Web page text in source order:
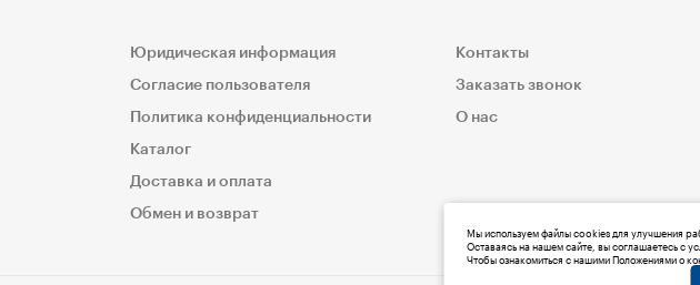
Юридическая информация
Согласие пользователя
Политика конфиденциальности
Каталог
Доставка и оплата
Обмен и возврат
Контакты
Заказать звонок
О нас
Мы используем файлы cookies для улучшения
Оставаясь на нашем сайте, вы соглашаетесь с
Чтобы ознакомиться с нашими Положениями о